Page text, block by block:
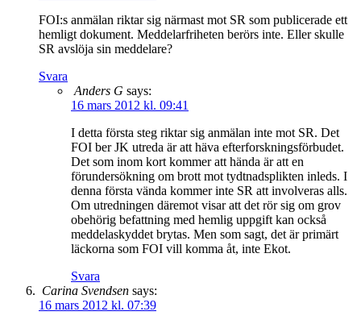
FOI:s anmälan riktar sig närmast mot SR som publicerade ett
hemligt dokument. Meddelarfriheten berörs inte. Eller skulle
SR avslöja sin meddelare?
Svara
Anders G says:
16 mars 2012 kl. 09:41
I detta första steg riktar sig anmälan inte mot SR. Det
FOI ber JK utreda är att häva efterforskningsförbudet.
Det som inom kort kommer att hända är att en
förundersökning om brott mot tydtnadsplikten inleds. I
denna första vända kommer inte SR att involveras alls.
Om utredningen däremot visar att det rör sig om grov
obehörig befattning med hemlig uppgift kan också
meddelaskyddet brytas. Men som sagt, det är primärt
läckorna som FOI vill komma åt, inte Ekot.
Svara
Carina Svendsen says:
16 mars 2012 kl. 07:39